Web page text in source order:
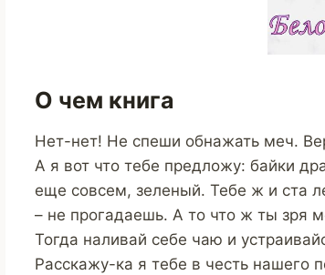
О чем книга
Нет-нет! Не спеши обнажать меч.
А я вот что тебе предложу: байки
еще совсем, зеленый. Тебе ж и ста
– не прогадаешь. А то что ж ты зря
Тогда наливай себе чаю и
Расскажу-ка я тебе в честь нашего